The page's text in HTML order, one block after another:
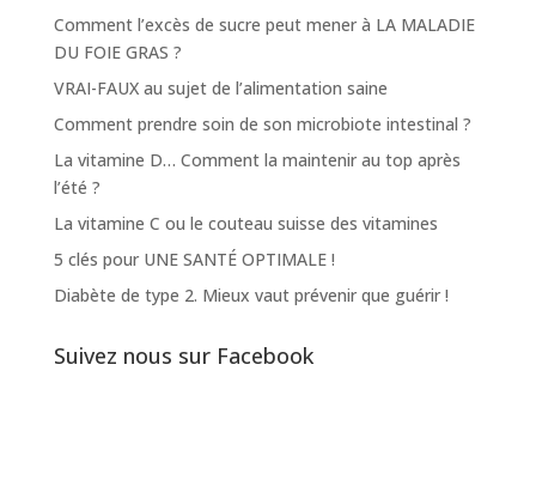
Comment l’excès de sucre peut mener à LA MALADIE
DU FOIE GRAS ?
VRAI-FAUX au sujet de l’alimentation saine
Comment prendre soin de son microbiote intestinal ?
La vitamine D… Comment la maintenir au top après
l’été ?
La vitamine C ou le couteau suisse des vitamines
5 clés pour UNE SANTÉ OPTIMALE !
Diabète de type 2. Mieux vaut prévenir que guérir !
Suivez nous sur Facebook